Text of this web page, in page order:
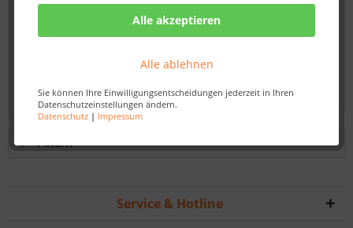
Alle akzeptieren
Alle ablehnen
Sie können Ihre Einwilligungsentscheidungen jederzeit in Ihren
Datenschutzeinstellungen ändern.
Datenschutz| Impressum
Willkommen auf unserem Blog, Ihrem verlässlichen
Fachhändler für Kress-Produkte. Hier finden Sie
umfassende und aktuelle Informationen zu Firmware-
mehr erfahren »
Filtern
Service & Hotline